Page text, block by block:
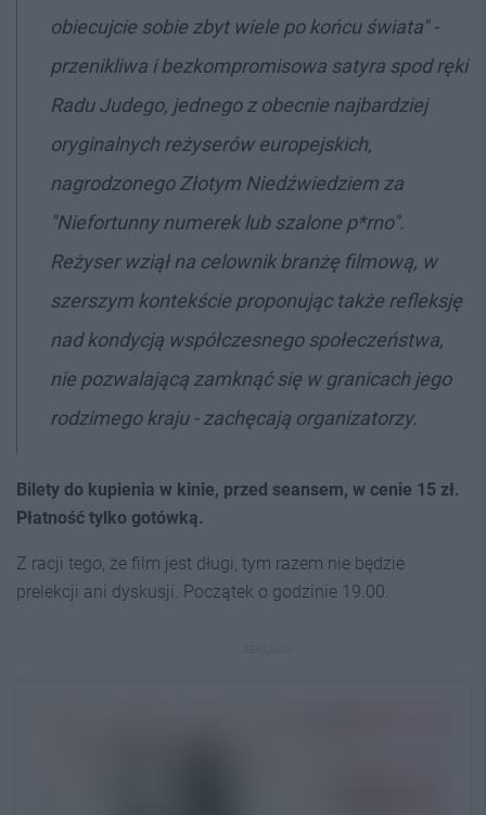
obiecujcie sobie zbyt wiele po końcu świata" -
przenikliwa i bezkompromisowa satyra spod ręki
Radu Judego, jednego z obecnie najbardziej
oryginalnych reżyserów europejskich,
nagrodzonego Złotym Niedźwiedziem za
"Niefortunny numerek lub szalone p*rno".
Reżyser wziął na celownik branżę filmową, w
szerszym kontekście proponując także refleksję
nad kondycją współczesnego społeczeństwa,
nie pozwalającą zamknąć się w granicach jego
rodzimego kraju - zachęcają organizatorzy.
Bilety do kupienia w kinie, przed seansem, w cenie 15 zł.
Płatność tylko gotówką.
Z racji tego, że film jest długi, tym razem nie będzie
prelekcji ani dyskusji. Początek o godzinie 19.00.